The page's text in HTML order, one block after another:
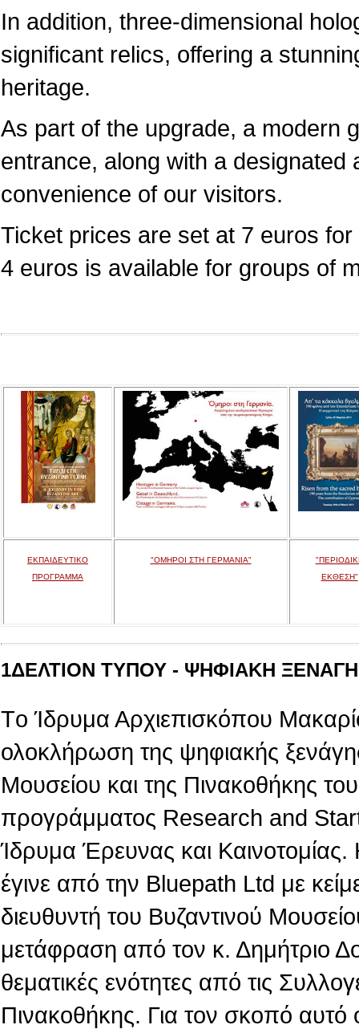
In addition, three-dimensional
significant relics, offering a
heritage.
As part of the upgrade, a modern
entrance, along with a
convenience of our visitors.
Ticket prices are set at 7 euros
4 euros is available for groups of
ΕΚΠΑΙΔΕΥΤΙΚΟ
ΠΡΟΓΡΑΜΜΑ
"ΟΜΗΡΟΙ ΣΤΗ ΓΕΡΜΑΝΙΑ"
ΕΚΘΕΣΗ"
1ΔΕΛΤΙΟΝ ΤΥΠΟΥ - ΨΗΦΙΑΚΗ
Tο Ίδρυμα Αρχιεπισκόπου
ολοκλήρωση της ψηφιακής
Μουσείου και της Πινακοθήκης
προγράμματος Research and
Ίδρυμα Έρευνας και
έγινε από την Βluepath Ltd με
διευθυντή του Βυζαντινού
μετάφραση από τον κ. Δημήτριο
θεματικές ενότητες από τις
Πινακοθήκης. Για τον σκοπό